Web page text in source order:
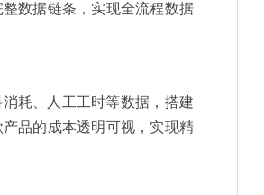
数据链条，实现全流程数据
耗、人工工时等数据，搭建
品的成本透明可视，实现精